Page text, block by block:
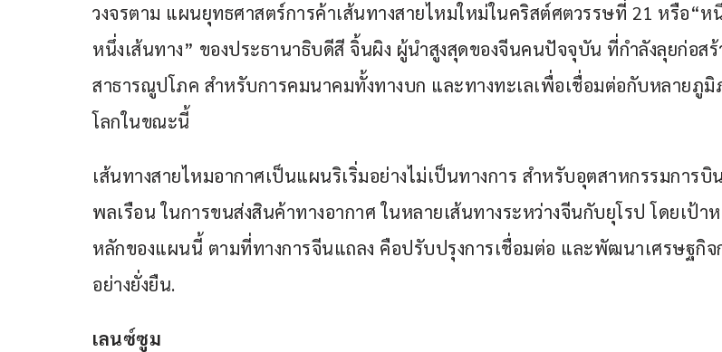
วงจรตาม แผนยุทธศาสตร์การค้าเส้นทางสายไหมใหม่ในคริสต์ศตวรรษที่ 21 หรือ“ห
หนึ่งเส้นทาง” ของประธานาธิบดีสี จิ้นผิง ผู้นำสูงสุดของจีนคนปัจจุบัน ที่กำลังลุยก่อส
สาธารณูปโภค สำหรับการคมนาคมทั้งทางบก และทางทะเลเพื่อเชื่อมต่อกับหลายภูมิ
โลกในขณะนี้
เส้นทางสายไหมอากาศเป็นแผนริเริ่มอย่างไม่เป็นทางการ สำหรับอุตสาหกรรมการบิน
พลเรือน ในการขนส่งสินค้าทางอากาศ ในหลายเส้นทางระหว่างจีนกับยุโรป โดยเป้า
หลักของแผนนี้ ตามที่ทางการจีนแถลง คือปรับปรุงการเชื่อมต่อ และพัฒนาเศรษฐกิจ
อย่างยั่งยืน.
เลนซ์ซูม